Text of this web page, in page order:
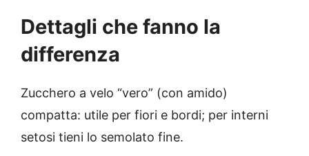
Dettagli che fanno la
differenza
Zucchero a velo “vero” (con amido)
compatta: utile per fiori e bordi; per interni
setosi tieni lo semolato fine.